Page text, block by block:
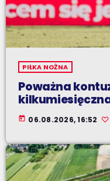
PIŁKA NOŻNA
Poważna
today 06.08.2026, 16:52